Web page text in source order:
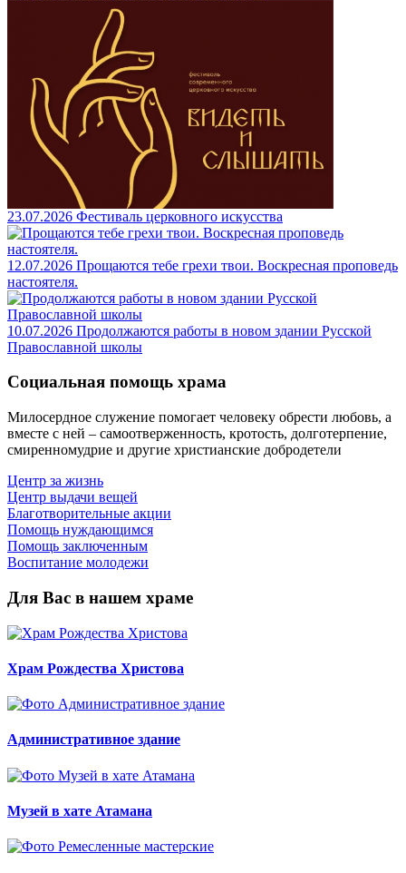
23.07.2026 Фестиваль церковного искусства
12.07.2026 Прощаются тебе грехи твои. Воскресная проповедь
настоятеля.
10.07.2026 Продолжаются работы в новом здании Русской
Православной школы
Социальная помощь храма
Милосердное служение помогает человеку обрести любовь, а
вместе с ней – самоотверженность, кротость, долготерпение,
смиренномудрие и другие христианские добродетели
Центр за жизнь
Центр выдачи вещей
Благотворительные акции
Помощь нуждающимся
Помощь заключенным
Воспитание молодежи
Для Вас в нашем храме
Храм Рождества Христова
Административное здание
Музей в хате Атамана